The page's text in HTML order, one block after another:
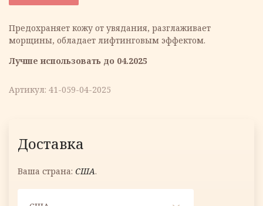
составляла
19.05 €.
7.62 €.
Предохраняет кожу от увядания, разглаживает
морщины, обладает лифтинговым эффектом.
Лучше использовать до 04.2025
Артикул: 41-059-04-2025
Доставка
Ваша страна: США.